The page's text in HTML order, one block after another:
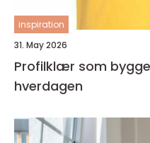
inspiration
31. May 2026
Profilklær som
hverdagen